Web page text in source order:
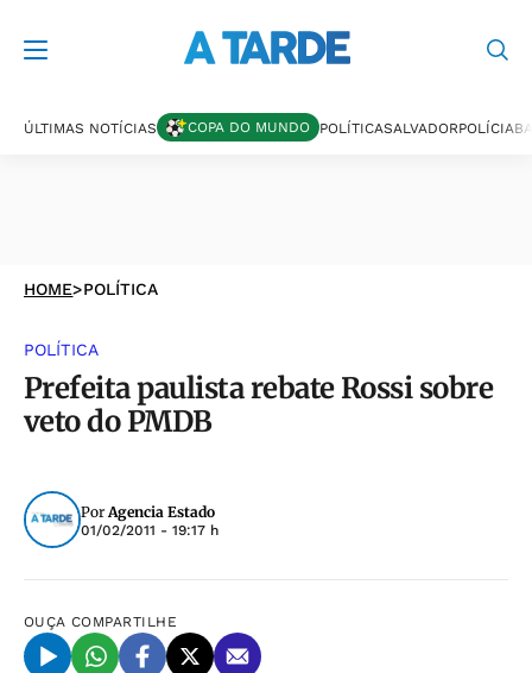
ÚLTIMAS NOTÍCIAS COPA DO MUNDO POLÍTICASALVADORPOLÍCIA
HOME>POLÍTICA
POLÍTICA
Prefeita paulista rebate Rossi sobre
veto do PMDB
PorAgencia Estado
01/02/2011 - 19:17 h
OUÇA COMPARTILHE